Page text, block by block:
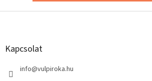
L
Kapcsolat
info@vulpiroka.hu